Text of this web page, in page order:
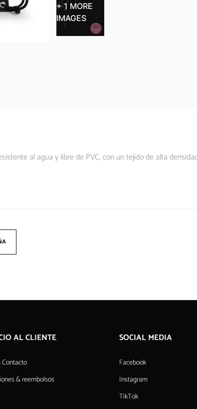
+ 1 MORE
IMAGES
al agua y libre de PVC, con un tejido de alta
AL CLIENTE
& reembolsos
SOCIAL MEDIA
Facebook
Instagram
TikTok